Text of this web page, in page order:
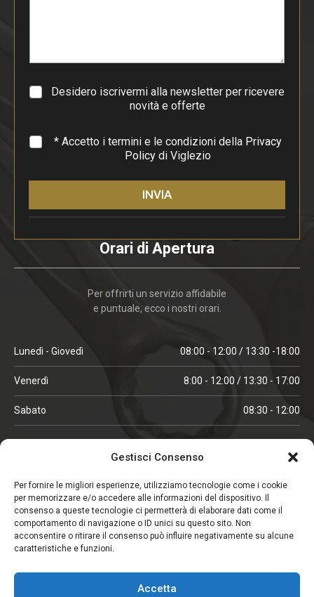
Gestisci Consenso
Per fornire le migliori esperienze, utilizziamo tecnologie come i cookie
per memorizzare e/o accedere alle informazioni del dispositivo. Il
consenso a queste tecnologie ci permetterà di elaborare dati come il
comportamento di navigazione o ID unici su questo sito. Non
acconsentire o ritirare il consenso può influire negativamente su alcune
caratteristiche e funzioni.
Accetta
g
a
f
Desidero iscrivermi alla newsletter per ricevere
novità e offerte
* * Accetto i termini e le condizioni della Privacy
Policydi Viglezio
INVIA
Orari di Apertura
Per offrirti un servizio affidabile
e puntuale, ecco i nostri orari.
Lunedì - Giovedì 08:00 - 12:00 / 13:30 -18:00
Venerdì 8:00 - 12:00 / 13:30 - 17:00
Sabato 08:30 - 12:00
ORARI IN ALTA STAGIONE
Lunedì - Venerdì 08:00 - 12:00 / 13:30 -18:00
Sabato 08:00 - 12:00
CHIUSO IL SABATO
(gennaio, febbraio, agosto, settembre)